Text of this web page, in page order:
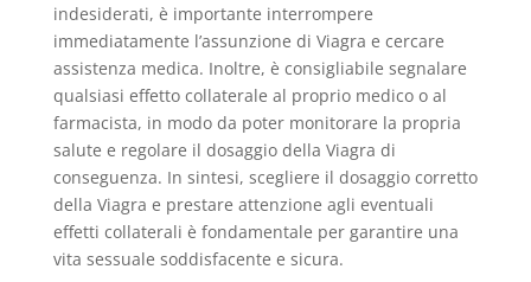
indesiderati, è importante interrompere
immediatamente l’assunzione di Viagra e cercare
assistenza medica. Inoltre, è consigliabile segnalare
qualsiasi effetto collaterale al proprio medico o al
farmacista, in modo da poter monitorare la propria
salute e regolare il dosaggio della Viagra di
conseguenza. In sintesi, scegliere il dosaggio corretto
della Viagra e prestare attenzione agli eventuali
effetti collaterali è fondamentale per garantire una
vita sessuale soddisfacente e sicura.